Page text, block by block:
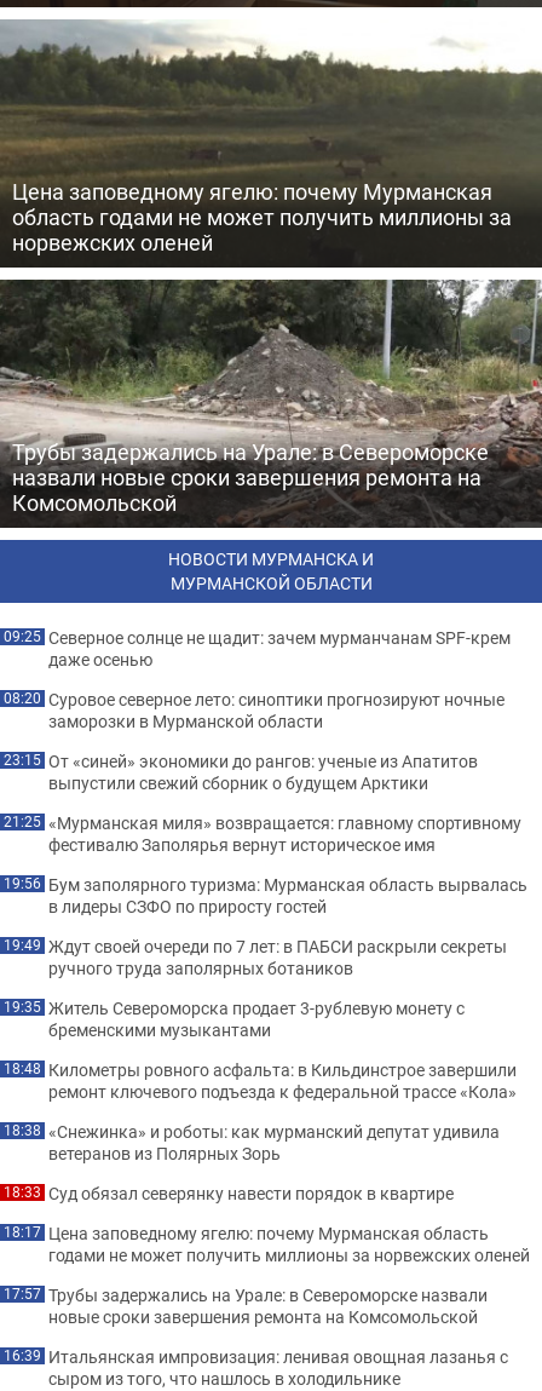
Цена заповедному ягелю: почему Мурманская
область годами не может получить миллионы за
норвежских оленей
Трубы задержались на Урале: в Североморске
назвали новые сроки завершения ремонта на
Комсомольской
НОВОСТИ МУРМАНСКА И
МУРМАНСКОЙ ОБЛАСТИ
09:25 Северное солнце не щадит: зачем мурманчанам SPF-крем
даже осенью
08:20 Суровое северное лето: синоптики прогнозируют ночные
заморозки в Мурманской области
23:15 От «синей» экономики до рангов: ученые из Апатитов
выпустили свежий сборник о будущем Арктики
21:25 «Мурманская миля» возвращается: главному спортивному
фестивалю Заполярья вернут историческое имя
19:56 Бум заполярного туризма: Мурманская область вырвалась
в лидеры СЗФО по приросту гостей
19:49 Ждут своей очереди по 7 лет: в ПАБСИ раскрыли секреты
ручного труда заполярных ботаников
19:35 Житель Североморска продает 3-рублевую монету с
бременскими музыкантами
18:48 Километры ровного асфальта: в Кильдинстрое завершили
ремонт ключевого подъезда к федеральной трассе «Кола»
18:38 «Снежинка» и роботы: как мурманский депутат удивила
ветеранов из Полярных Зорь
18:33 Суд обязал северянку навести порядок в квартире
18:17 Цена заповедному ягелю: почему Мурманская область
годами не может получить миллионы за норвежских оленей
17:57 Трубы задержались на Урале: в Североморске назвали
новые сроки завершения ремонта на Комсомольской
16:39 Итальянская импровизация: ленивая овощная лазанья с
сыром из того, что нашлось в холодильнике